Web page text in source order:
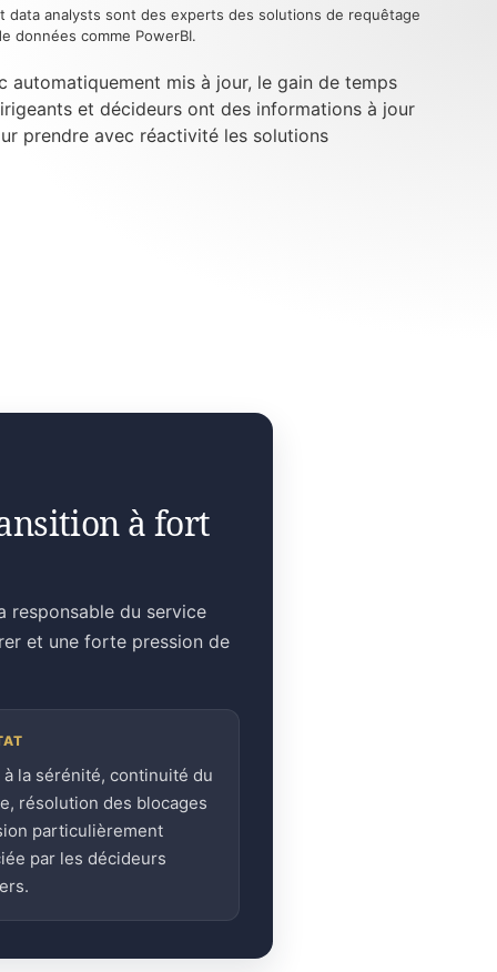
data analysts sont des experts des solutions de requêtage
données comme PowerBI.
automatiquement mis à jour, le gain de temps
et décideurs ont des informations à jour
prendre avec réactivité les solutions
à fort
responsable du service
et une forte pression de
à la sérénité, continuité du
résolution des blocages
particulièrement
par les décideurs